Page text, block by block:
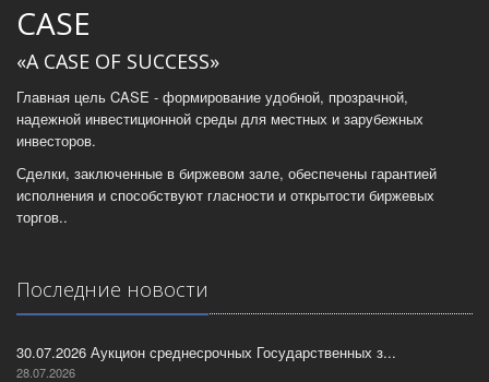
CASE
«A CASE OF SUCCESS»
Главная цель CASE - формирование удобной, прозрачной,
надежной инвестиционной среды для местных и зарубежных
инвесторов.
Сделки, заключенные в биржевом зале, обеспечены гарантией
исполнения и способствуют гласности и открытости биржевых
торгов..
Последние новости
30.07.2026 Аукцион среднесрочных Государственных з...
28.07.2026